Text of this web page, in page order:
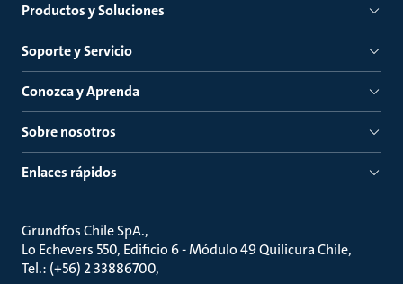
Productos y Soluciones
Soporte y Servicio
Conozca y Aprenda
Sobre nosotros
Enlaces rápidos
Grundfos Chile SpA.
Lo Echevers 550, Edificio 6 - Módulo 49 Quilicura Chile
Tel.: (+56) 2 33886700